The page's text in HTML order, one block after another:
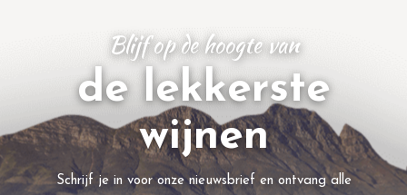
Blijf op de hoogte van
de lekkerste
wijnen
Schrijf je in voor onze nieuwsbrief en ontvang alle